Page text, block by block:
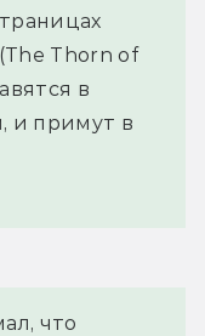
Thorn of
в
и примут в
что